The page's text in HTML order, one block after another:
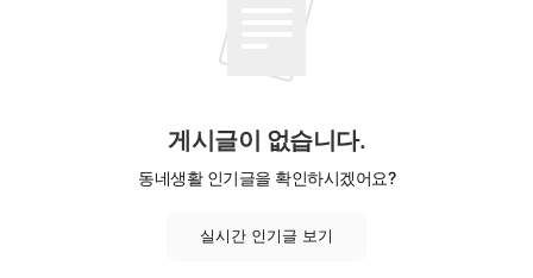
게시글이 없습니다.
동네생활 인기글을 확인하시겠어요?
실시간 인기글 보기